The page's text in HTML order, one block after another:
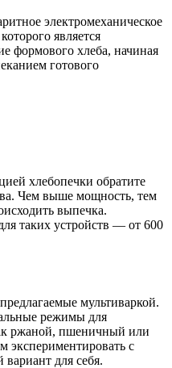
электромеханическое
является
формового хлеба, начиная
готового
хлебопечки обратите
Чем выше мощность, тем
выпечка.
таких устройств — от 600
мультиваркой.
режимы для
ржаной, пшеничный или
экспериментировать с
для себя.